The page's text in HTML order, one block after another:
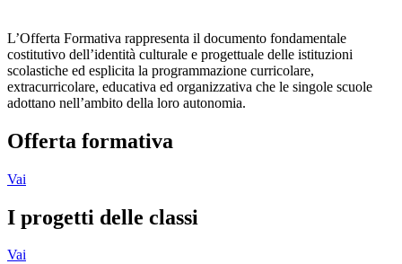
L’Offerta Formativa rappresenta il documento fondamentale
costitutivo dell’identità culturale e progettuale delle istituzioni
scolastiche ed esplicita la programmazione curricolare,
extracurricolare, educativa ed organizzativa che le singole scuole
adottano nell’ambito della loro autonomia.
offerta formativa
Vai
i progetti delle classi
Vai